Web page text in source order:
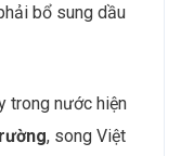
bổ sung dầu
trong nước hiện
, song Việt